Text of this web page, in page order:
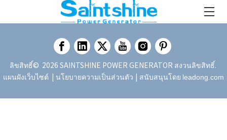
ลิขสิทธิ์© 2026 SAINTSHINE POWER GENERATOR สงวนลิขสิทธิ์.
แผนผังเว็บไซต์ | นโยบายความเป็นส่วนตัว | สนับสนุนโดย leadong.com